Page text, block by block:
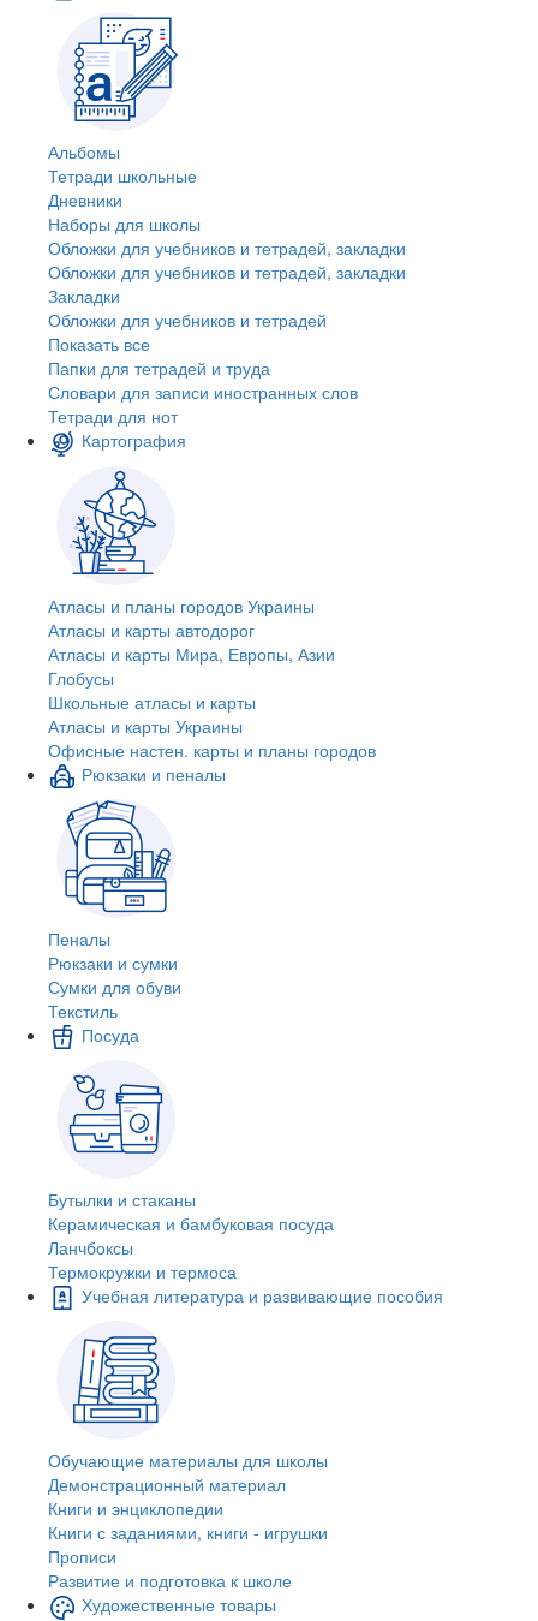
Альбомы
Тетради школьные
Дневники
Наборы для школы
Обложки для учебников и тетрадей, закладки
Обложки для учебников и тетрадей, закладки
Закладки
Обложки для учебников и тетрадей
Показать все
Папки для тетрадей и труда
Словари для записи иностранных слов
Тетради для нот
Картография
Атласы и планы городов Украины
Атласы и карты автодорог
Атласы и карты Мира, Европы, Азии
Глобусы
Школьные атласы и карты
Атласы и карты Украины
Офисные настен. карты и планы городов
Рюкзаки и пеналы
Пеналы
Рюкзаки и сумки
Сумки для обуви
Текстиль
Посуда
Бутылки и стаканы
Керамическая и бамбуковая посуда
Ланчбоксы
Термокружки и термоса
Учебная литература и развивающие пособия
Обучающие материалы для школы
Демонстрационный материал
Книги и энциклопедии
Книги с заданиями, книги - игрушки
Прописи
Развитие и подготовка к школе
Художественные товары